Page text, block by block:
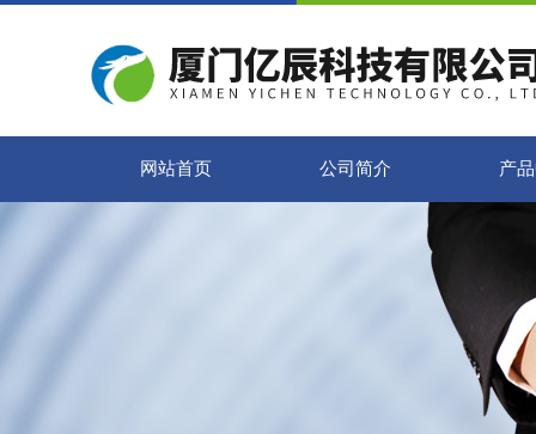
网站首页 公司简介 产